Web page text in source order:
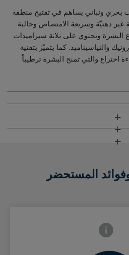
بحري ونباتي يساهم في تفتيح منطقة
غير دهنيّة وسريعة الامتصاص وخالية
البشرة وتحتوي على ثلاثة سيراميدات
والنياسيناميد. كما يتميّز بتقنية
اختراع والتي تمنح البشرة ترطيباً
المستحضر
Frontside Info icon
Backside Close icon